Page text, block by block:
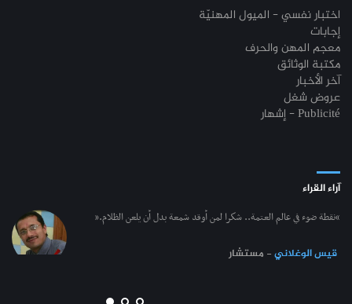
اختبار نفسي - الميول المهنيّة
إجابات
معجم المهن والحرف
مكتبة الوثائق
آخر الأخبار
عروض شغل
إشهار - Publicité
آراء القراء
“نقطة ضوء في عالم العتمة.. شكرا لمن أوقد شمعة بدل أن يلعن الظلام.”
قيس الوغلاني- مستشار